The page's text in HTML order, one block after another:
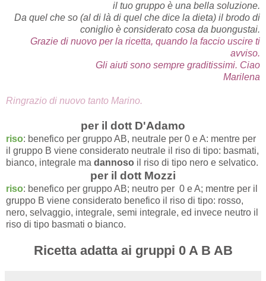
il tuo gruppo è una bella soluzione.
Da quel che so (al di là di quel che dice la dieta) il brodo di
coniglio è considerato cosa da buongustai.
Grazie di nuovo per la ricetta, quando la faccio uscire ti
avviso.
Gli aiuti sono sempre graditissimi. Ciao
Marilena
Ringrazio di nuovo tanto Marino.
per il dott D'Adamo
riso: benefico per gruppo AB, neutrale per 0 e A: mentre per
il gruppo B viene considerato neutrale il riso di tipo: basmati,
bianco, integrale ma dannoso il riso di tipo nero e selvatico.
per il dott Mozzi
riso: benefico per gruppo AB; neutro per 0 e A; mentre per il
gruppo B viene considerato benefico il riso di tipo: rosso,
nero, selvaggio, integrale, semi integrale, ed invece neutro il
riso di tipo basmati o bianco.
Ricetta adatta ai gruppi 0 A B AB